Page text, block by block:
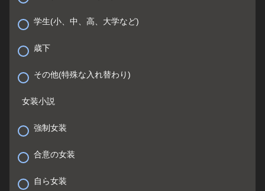
学生(小、中、高、大学など)
歳下
その他(特殊な入れ替わり)
女装小説
強制女装
合意の女装
自ら女装